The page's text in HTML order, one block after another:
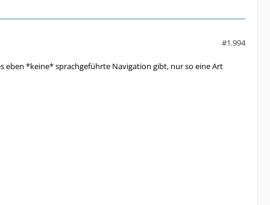
#1.994
eben *keine* sprachgeführte Navigation gibt, nur so eine Art